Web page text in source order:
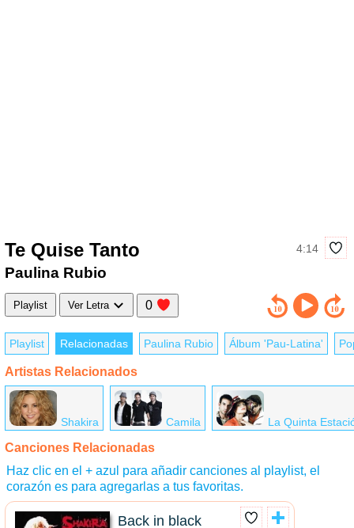
Te Quise Tanto 4:14
Paulina Rubio
Playlist Ver Letra 0
Playlist Relacionadas Paulina Rubio Álbum 'Pau-Latina'
Artistas Relacionados
Shakira Camila La Quinta
Canciones Relacionadas
Haz clic en el + azul para añadir canciones al playlist, el
corazón es para agregarlas a tus favoritas.
Back in black